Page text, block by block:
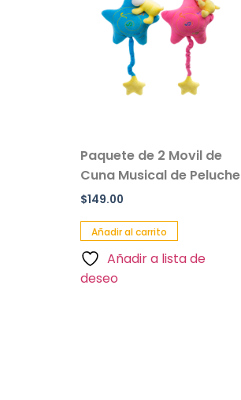
Paquete de 2 Movil de
Cuna Musical de Peluche
$149.00
Añadir al carrito
Añadir a lista de
deseo